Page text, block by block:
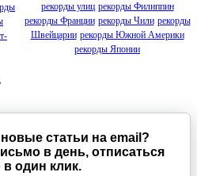
рекорды улиц рекорды Филиппин
рекорды Франции рекорды Чили рекорды
Швейцарии рекорды Южной Америки
рекорды Японии
статьи на email?
в день, отписаться
один клик.